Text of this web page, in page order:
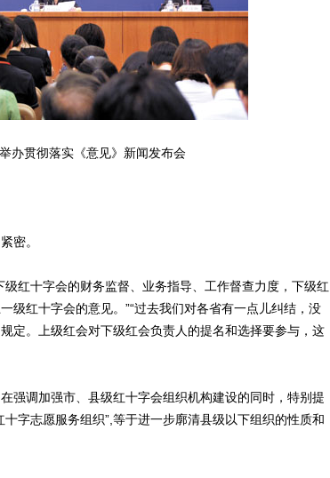
办贯彻落实《意见》新闻发布会
密。
红十字会的财务监督、业务指导、工作督查力度，下级红
级红十字会的意见。”“过去我们对各省有一点儿纠结，没
定。上级红会对下级红会负责人的提名和选择要参与，这
调加强市、县级红十字会组织机构建设的同时，特别提
字志愿服务组织”,等于进一步廓清县级以下组织的性质和